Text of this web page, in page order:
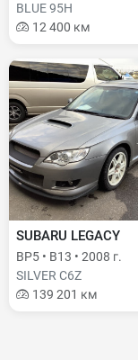
BLUE 95H
12 400 км
SUBARU LEGACY
BP5 • B13 • 2008 г.
SILVER C6Z
139 201 км